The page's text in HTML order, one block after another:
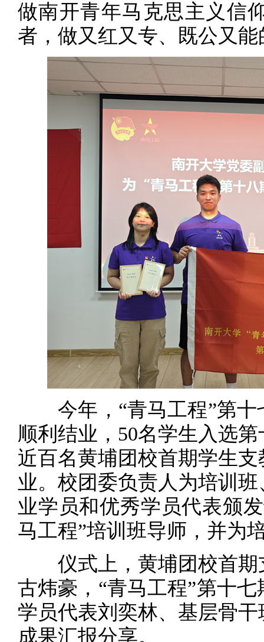
做南开青年马克思主义信
者，做又红又专、既公又能
今年，“青马工程”第十
顺利结业，50名学生入选
近百名黄埔团校首期学生
业。校团委负责人为培训
业学员和优秀学员代表颁
马工程”培训班导师，并为
仪式上，黄埔团校首期
古炜豪，“青马工程”第十
学员代表刘奕林、基层骨
成果汇报分享。